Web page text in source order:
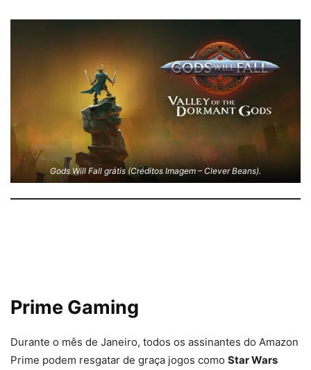
Gods Will Fall grátis (Créditos Imagem – Clever Beans).
Prime Gaming
Durante o mês de Janeiro, todos os assinantes do Amazon
Prime podem resgatar de graça jogos como Star Wars